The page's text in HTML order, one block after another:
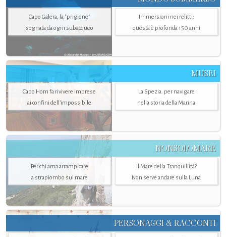
Capo Galera, la "prigione"
sognata da ogni subacqueo
Immersioni nei relitti:
questa è profonda 150 anni
MUSEI
Capo Horn fa rivivere imprese
ai confini dell’impossibile
La Spezia. per navigare
nella storia della Marina
NONSOLOMARE
Per chi ama arrampicare
a strapiombo sul mare
Il Mare della Tranquillità?
Non serve andare sulla Luna
PERSONAGGI & RACCONTI